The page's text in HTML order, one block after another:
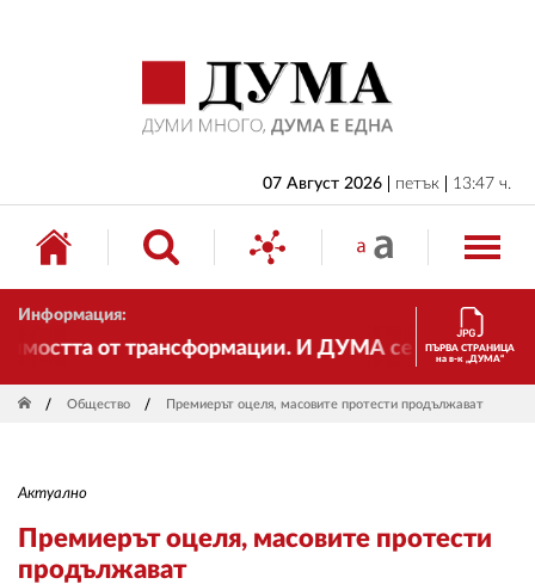
07 Август 2026 петък 13:47 ч.
Информация:
от трансформации. И ДУМА се променя иПЪРВА СТРАНИЦА
на в-к „ДУМА“
Общество Премиерът оцеля, масовите протести продължават
Актуално
Премиерът оцеля, масовите протести
продължават
БЪЛГАРИЯ
ИКОНОМИКА
ИЗБОРИ
СВЯТ